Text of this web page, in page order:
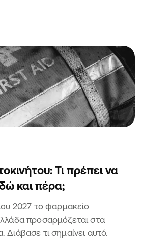
Τι πρέπει να
και πέρα;
2027 το φαρμακείο
προσαρμόζεται στα
τι σημαίνει αυτό.